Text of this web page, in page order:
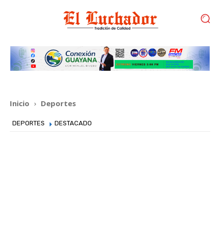
Inicio Deportes
DEPORTES DESTACADO